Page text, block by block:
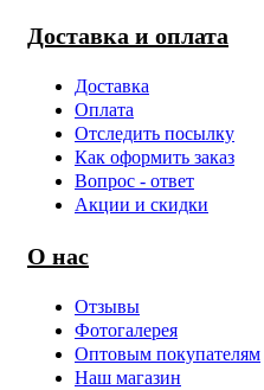
Доставка и оплата
Доставка
Оплата
Отследить посылку
Как оформить заказ
Вопрос - ответ
Акции и скидки
О нас
Отзывы
Фотогалерея
Оптовым покупателям
Наш магазин